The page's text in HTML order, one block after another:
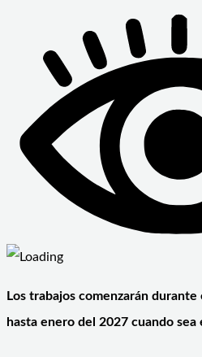
Los trabajos comenzarán
hasta enero del 2027 cuando sea